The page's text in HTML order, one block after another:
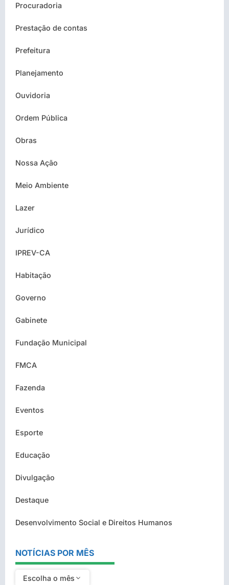
Procuradoria
Prestação de contas
Prefeitura
Planejamento
Ouvidoria
Ordem Pública
Obras
Nossa Ação
Meio Ambiente
Lazer
Jurídico
IPREV-CA
Habitação
Governo
Gabinete
Fundação Municipal
FMCA
Fazenda
Eventos
Esporte
Educação
Divulgação
Destaque
Desenvolvimento Social e Direitos Humanos
NOTÍCIAS POR MÊS
Escolha o mês